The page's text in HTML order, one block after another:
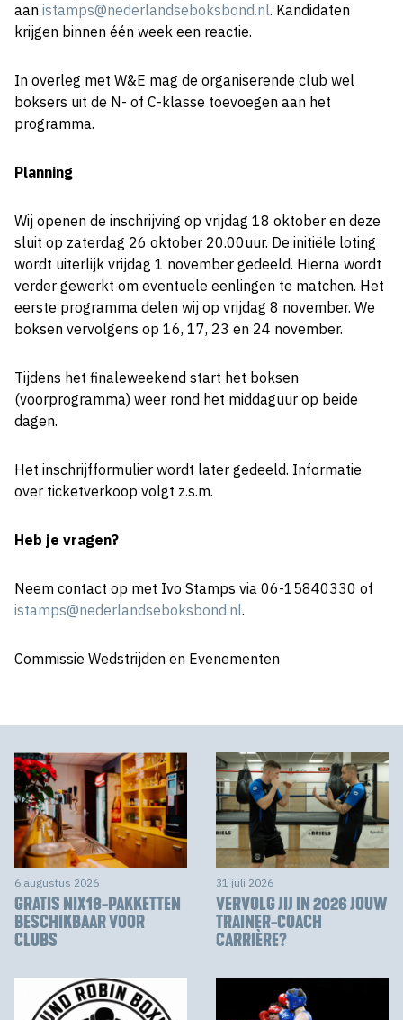
aan istamps@nederlandseboksbond.nl. Kandidaten
krijgen binnen één week een reactie.
In overleg met W&E mag de organiserende club wel
boksers uit de N- of C-klasse toevoegen aan het
programma.
Planning
Wij openen de inschrijving op vrijdag 18 oktober en deze
sluit op zaterdag 26 oktober 20.00uur. De initiële loting
wordt uiterlijk vrijdag 1 november gedeeld. Hierna wordt
verder gewerkt om eventuele eenlingen te matchen. Het
eerste programma delen wij op vrijdag 8 november. We
boksen vervolgens op 16, 17, 23 en 24 november.
Tijdens het finaleweekend start het boksen
(voorprogramma) weer rond het middaguur op beide
dagen.
Het inschrijfformulier wordt later gedeeld. Informatie
over ticketverkoop volgt z.s.m.
Heb je vragen?
Neem contact op met Ivo Stamps via 06-15840330 of
istamps@nederlandseboksbond.nl.
Commissie Wedstrijden en Evenementen
6 augustus 2026
GRATIS NIX18-PAKKETTEN
BESCHIKBAAR VOOR
CLUBS
31 juli 2026
VERVOLG JIJ IN 2026 JOUW
TRAINER-COACH
CARRIÈRE?